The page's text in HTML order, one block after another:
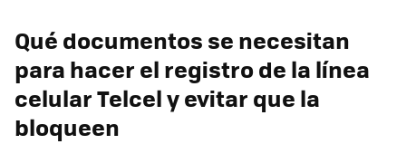
Qué documentos se necesitan
para hacer el registro de la línea
celular Telcel y evitar que la
bloqueen